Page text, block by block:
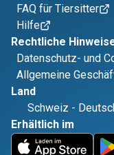
FAQ für Tiersitter
Hilfe
Rechtliche
Datenschutz- und
Allgemeine
Land
Schweiz -
Erhältlich im